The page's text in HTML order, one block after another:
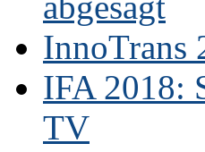
InnoTrans
IFA 2018:
TV